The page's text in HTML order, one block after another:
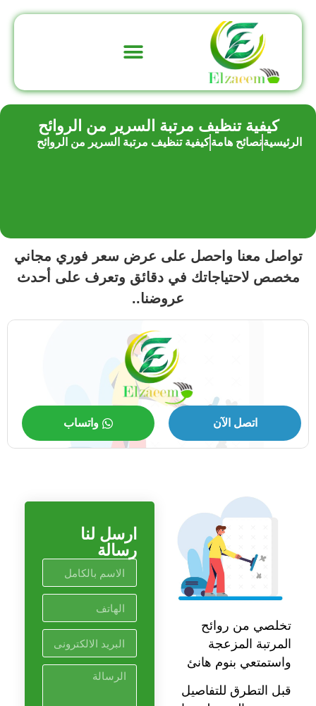
كيفية تنظيف مرتبة السرير من الروائح
الرئيسيةنصائح هامةكيفية تنظيف مرتبة السرير من الروائح
تواصل معنا واحصل على عرض سعر فوري مجاني
مخصص لاحتياجاتك في دقائق وتعرف على أحدث
عروضنا..
اتصل الآن واتساب
تخلصي من روائح
المرتبة المزعجة
واستمتعي بنوم هانئ
قبل التطرق للتفاصيل
ارسل لنا
رسالة